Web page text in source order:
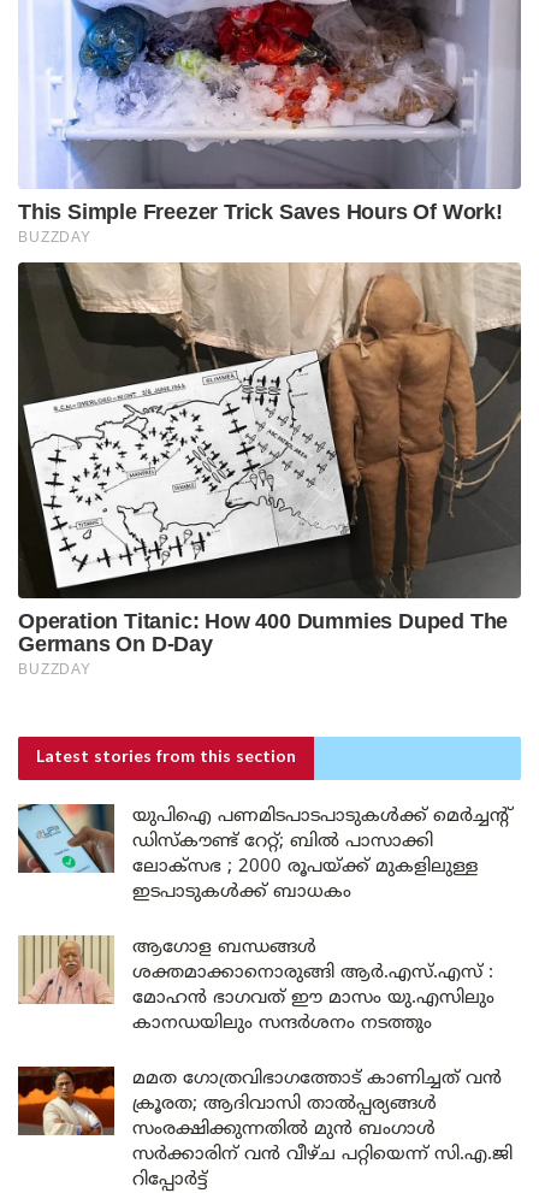
Latest stories from this section
യുപിഐ പണമിടപാടപാടുകൾക്ക് മെർച്ചന്റ്
ഡിസ്കൗണ്ട് റേറ്റ്; ബിൽ പാസാക്കി
ലോക്സഭ ; 2000 രൂപയ്ക്ക് മുകളിലുള്ള
ഇടപാടുകൾക്ക് ബാധകം
ആഗോള ബന്ധങ്ങൾ
ശക്തമാക്കാനൊരുങ്ങി ആർ.എസ്.എസ് :
മോഹൻ ഭാഗവത് ഈ മാസം യു.എസിലും
കാനഡയിലും സന്ദർശനം നടത്തും
മമത ഗോത്രവിഭാഗത്തോട് കാണിച്ചത് വൻ
ക്രൂരത; ആദിവാസി താൽപ്പര്യങ്ങൾ
സംരക്ഷിക്കുന്നതിൽ മുൻ ബംഗാൾ
സർക്കാരിന് വൻ വീഴ്ച പറ്റിയെന്ന് സി.എ.ജി
റിപ്പോർട്ട്